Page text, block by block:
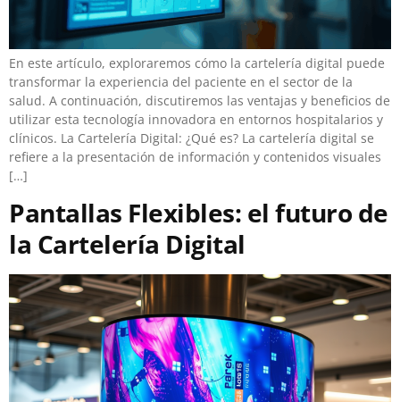
En este artículo, exploraremos cómo la cartelería digital puede
transformar la experiencia del paciente en el sector de la
salud. A continuación, discutiremos las ventajas y beneficios de
utilizar esta tecnología innovadora en entornos hospitalarios y
clínicos. La Cartelería Digital: ¿Qué es? La cartelería digital se
refiere a la presentación de información y contenidos visuales
[…]
Pantallas Flexibles: el futuro de
la Cartelería Digital